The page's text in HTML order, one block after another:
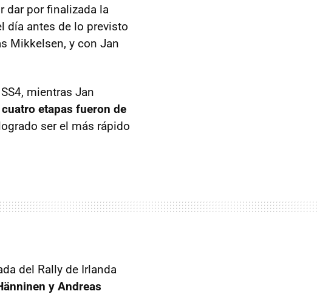
dar por finalizada la
día antes de lo previsto
Mikkelsen, y con Jan
mientras Jan
cuatro etapas fueron de
ser el más rápido
del Rally de Irlanda
y Andreas